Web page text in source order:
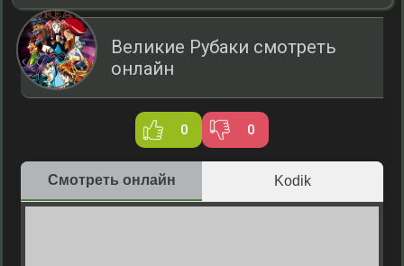
Великие Рубаки смотреть
онлайн
0 0
Смотреть онлайн Kodik